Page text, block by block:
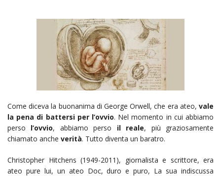
Come diceva la buonanima di George Orwell, che era ateo, vale
la pena di battersi per l’ovvio. Nel momento in cui abbiamo
perso l’ovvio, abbiamo perso il reale, più graziosamente
chiamato anche verità. Tutto diventa un baratro.
Christopher Hitchens (1949-2011), giornalista e scrittore, era
ateo pure lui, un ateo Doc, duro e puro, La sua indiscussa